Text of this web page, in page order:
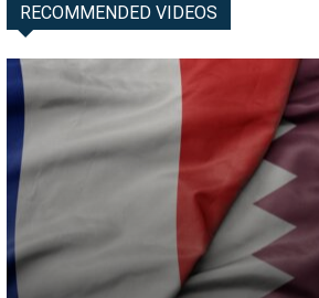
RECOMMENDED VIDEOS